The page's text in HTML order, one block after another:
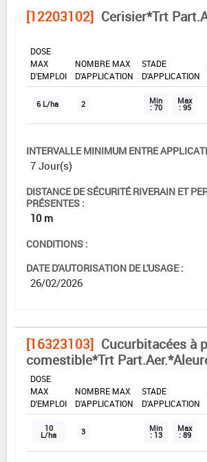
[12203102] Cerisier*Trt
DOSE
MAX
D'EMPLOI
NOMBRE MAX
D'APPLICATION
STADE
D'APPLICATION
6 L/ha 2 Min
: 70
Max
: 95
INTERVALLE MINIMUM ENTRE
7 Jour(s)
DISTANCE DE SÉCURITÉ RIVERAIN ET
PRÉSENTES :
10 m
CONDITIONS :
DATE D'AUTORISATION DE L'USAGE :
26/02/2026
[16323103] Cucurbitacées à
comestible*Trt
DOSE
MAX
D'EMPLOI
NOMBRE MAX
D'APPLICATION
STADE
D'APPLICATION
10
L/ha 3 Min
: 13
Max
: 89